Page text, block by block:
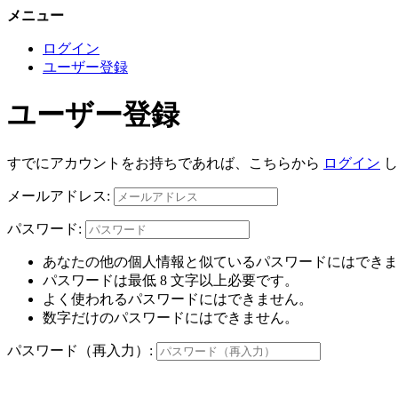
メニュー
ログイン
ユーザー登録
ユーザー登録
すでにアカウントをお持ちであれば、こちらから ログイン
メールアドレス:
パスワード:
あなたの他の個人情報と似ているパスワードにはできま
パスワードは最低 8 文字以上必要です。
よく使われるパスワードにはできません。
数字だけのパスワードにはできません。
パスワード（再入力）: